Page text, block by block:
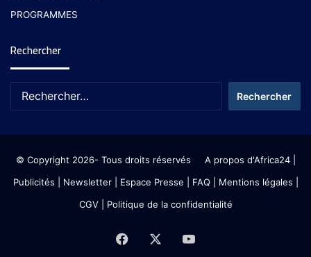
PROGRAMMES
Rechercher
© Copyright 2026- Tous droits réservés A propos d'Africa24|
Publicités
Newsletter| Espace Presse | FAQ | Mentions légales
CGV| Politique de la confidentialité